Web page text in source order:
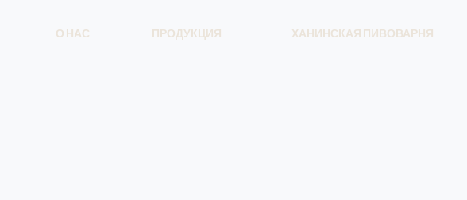
О НАС ПРОДУКЦИЯ ХАНИНСКАЯ ПИВОВАРНЯ